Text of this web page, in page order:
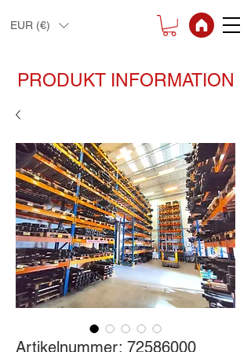
EUR (€)
PRODUKT INFORMATION
Artikelnummer: 72586000